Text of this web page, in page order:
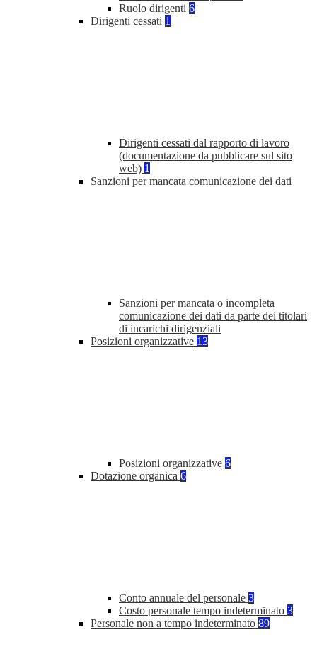
Ruolo dirigenti 6
Dirigenti cessati 1
Dirigenti cessati dal rapporto di lavoro
(documentazione da pubblicare sul sito
web) 1
Sanzioni per mancata comunicazione dei dati
Sanzioni per mancata o incompleta
comunicazione dei dati da parte dei titolari
di incarichi dirigenziali
Posizioni organizzative 13
Posizioni organizzative 6
Dotazione organica 6
Conto annuale del personale 3
Costo personale tempo indeterminato 3
Personale non a tempo indeterminato 89